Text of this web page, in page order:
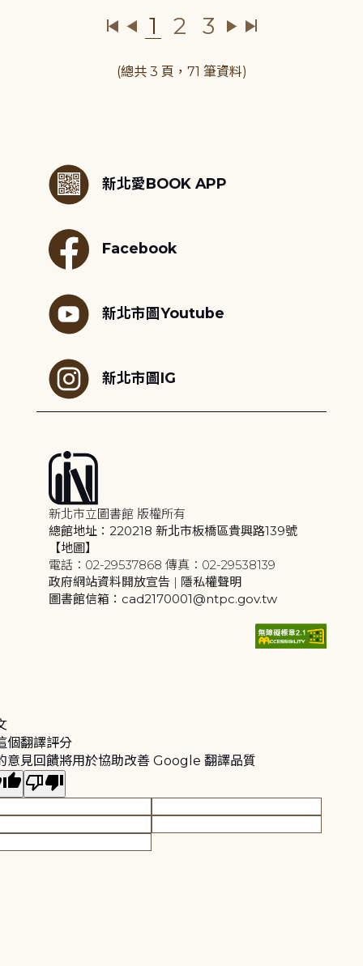
1 2 3
(總共 3 頁，71 筆資料)
新北愛BOOK APP
Facebook
新北市圖Youtube
新北市圖IG
新北市立圖書館 版權所有
總館地址：220218 新北市板橋區貴興路139號
【地圖】
電話：02-29537868 傳真：02-29538139
政府網站資料開放宣告 | 隱私權聲明
圖書館信箱：cad2170001@ntpc.gov.tw
個翻譯評分
意見回饋將用於協助改善 Google 翻譯品質